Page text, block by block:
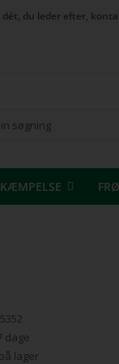
du leder efter,
FRØ
dage
lager